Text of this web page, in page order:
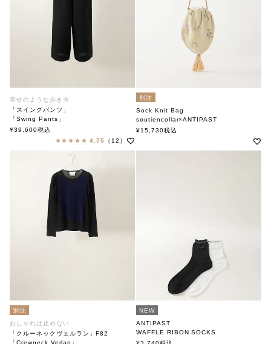
幸せのような歩き方
「スイングパンツ」
「Swing Pants」
soutiencollar（ステンカラー）
¥39,600税込
4.75
（12）
別注
Sock Knit Bag
soutiencollar×ANTIPAST
ステンカラー×アンティパスト
¥15,730税込
別注
おしゃれは止めない
「クルーネックヴェルラン」F82
「Crewneck Verlan」
NEW
ANTIPAST
WAFFLE RIBON SOCKS
アンティパスト